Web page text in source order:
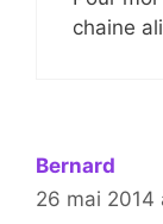
chaine
Bernard
26 mai 2014